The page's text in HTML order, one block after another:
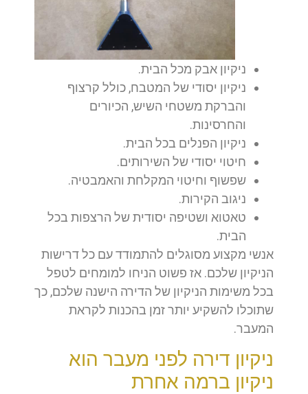
ניקיון אבק מכל הבית.
ניקיון יסודי של המטבח, כולל קרצוף
והברקת משטחי השיש, הכיורים
והחרסינות.
ניקיון הפנלים בכל הבית.
חיטוי יסודי של השירותים.
שפשוף וחיטוי המקלחת והאמבטיה.
ניגוב הקירות.
טאטוא ושטיפה יסודית של הרצפות בכל
הבית.
אנשי מקצוע מסוגלים להתמודד עם כל דרישות
הניקיון שלכם. אז פשוט הניחו למומחים לטפל
בכל משימות הניקיון של הדירה הישנה שלכם, כך
שתוכלו להשקיע יותר זמן בהכנות לקראת
המעבר.
ניקיון דירה לפני מעבר הוא
ניקיון ברמה אחרת